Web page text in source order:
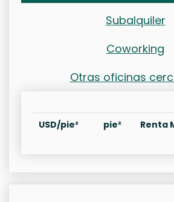
Subalquiler
Coworking
Otras oficinas
USD/pie² pie² Renta